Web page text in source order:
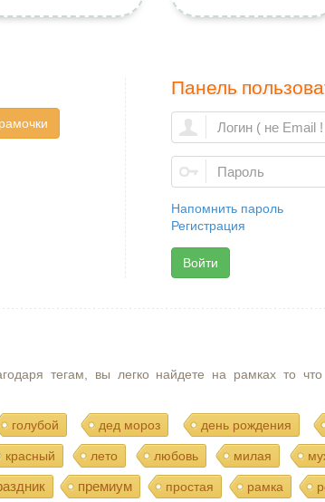
Панель
Напомнить пароль
Регистрация
Войти
тегам, вы легко найдете на рамках то
голубой дед мороз день рождения
красный лето любовь милая
премиум простая рамка